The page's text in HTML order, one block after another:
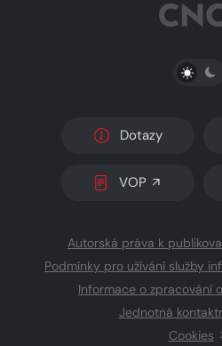
Dotazy
VOP
Autorská práva k
Podmínky pro užívání služby
Informace o zpracování
Jednotná
Cookies